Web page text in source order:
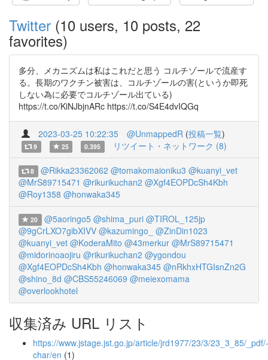
Twitter (10 users, 10 posts, 22
favorites)
多分、メカニズムは私はこれだと思う コルチゾールで流産す
る。長期のワクチン被害は、コルチゾールの害(というか即死
しない為に必要でコルチゾール出ている)
https://t.co/KiNJbjnARc https://t.co/S4E4dvIQGq
2023-03-25 10:22:35 @UnmappedR (投稿一覧)
9 25 0.395 リツイート・ネットワーク (8)
8 @Rikka23362062 @tomakomaioniku3 @kuanyi_vet
@MrS89715471 @rikurikuchan2 @Xgf4EOPDcSh4Kbh
@Roy1358 @honwaka345
20 @5aoringo5 @shima_puri @TIROL_125jp
@9gCrLXO7gibXIVV @kazumingo_
@ZinDin1023
@kuanyi_vet @KoderaMito @43merkur @MrS89715471
@midorinoaojiru @rikurikuchan2 @ygondou
@Xgf4EOPDcSh4Kbh @honwaka345 @nRkhxHTGIsnZn2G
@shino_8d @CBS55246069 @meiexomama
@overlookhotel
収集済み URL リスト
https://www.jstage.jst.go.jp/article/jrd1977/23/3/23_3_85/_pdf/-
char/en (1)